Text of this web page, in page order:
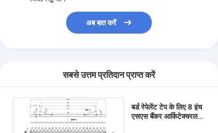
अब बात करें
सबसे उत्तम प्रतिदान प्राप्त करें
बर्ड रेपेलेंट टेप के लिए 8 इंच
एसएस बैंकर आर्किटेक्चरल